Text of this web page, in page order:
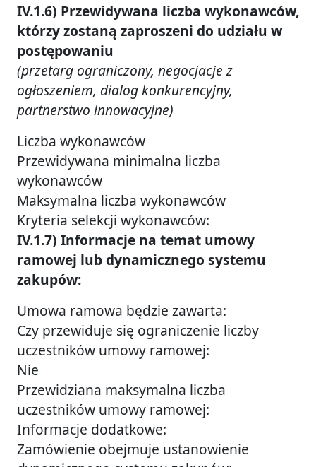
IV.1.6) Przewidywana liczba wykonawców,
którzy zostaną zaproszeni do udziału w
postępowaniu
(przetarg ograniczony, negocjacje z
ogłoszeniem, dialog konkurencyjny,
partnerstwo innowacyjne)
Liczba wykonawców
Przewidywana minimalna liczba
wykonawców
Maksymalna liczba wykonawców
Kryteria selekcji wykonawców:
IV.1.7) Informacje na temat umowy
ramowej lub dynamicznego systemu
zakupów:
Umowa ramowa będzie zawarta:
Czy przewiduje się ograniczenie liczby
uczestników umowy ramowej:
Nie
Przewidziana maksymalna liczba
uczestników umowy ramowej:
Informacje dodatkowe:
Zamówienie obejmuje ustanowienie